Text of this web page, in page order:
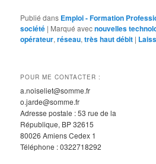
Publié dans Emploi - Formation
société | Marqué avecnouvelles
opérateur,réseau,très haut débit |
POUR ME CONTACTER :
a.noiseliet@somme.fr
o.jarde@somme.fr
Adresse postale : 53 rue de la
République, BP 32615
80026 Amiens Cedex 1
Téléphone : 0322718292